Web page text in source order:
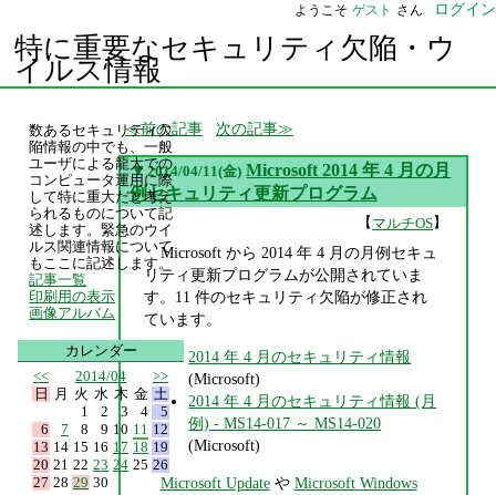
ようこそ ゲスト さん ログイン
特に重要なセキュリティ欠陥・ウ
イルス情報
前の記事 次の記事
▼ 2014/04/11(金) Microsoft 2014 年 4 月の月
例セキュリティ更新プログラム
【マルチOS】
Microsoft から 2014 年 4 月の月例セキュ
リティ更新プログラムが公開されていま
す。11 件のセキュリティ欠陥が修正され
ています。
2014 年 4 月のセキュリティ情報
(Microsoft)
2014 年 4 月のセキュリティ情報 (月
例) - MS14-017 ～ MS14-020
(Microsoft)
Microsoft Updateや Microsoft Windows
数あるセキュリティ欠
陥情報の中でも、一般
ユーザによる龍大での
コンピュータ運用に際
して特に重大だと考え
られるものについて記
述します。緊急のウイ
ルス関連情報について
もここに記述します。
記事一覧
印刷用の表示
画像アルバム
カレンダー
<<
2014/04
>>
日
月 火 水 木 金 土
1
2 3 4
5
6
7 8 9 10 11 12
13 14 15 16 17 18 19
20 21 22 23 24 25 26
27 28 29 30